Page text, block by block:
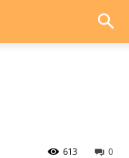
0
613